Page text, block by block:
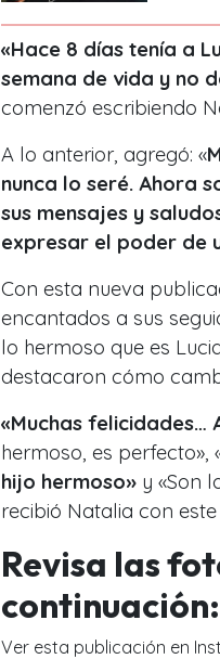
«Hace 8 días tenía a
semana de vida y no
comenzó escribiendo
A lo anterior, agregó: «
nunca lo seré. Ahora
sus mensajes y
expresar el poder de
Con esta nueva
encantados a sus
lo hermoso que es
destacaron cómo
«Muchas felicidades…
hermoso, es perfecto»,
hijo hermoso» y «Son
recibió Natalia con
Revisa las
continuación:
Ver esta publicación en